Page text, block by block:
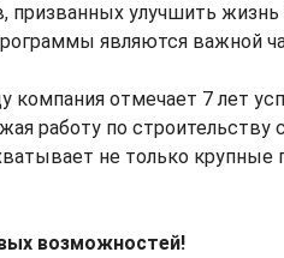
призванных улучшить
являются важной
компания отмечает 7 лет
работу по
не только
возможностей!